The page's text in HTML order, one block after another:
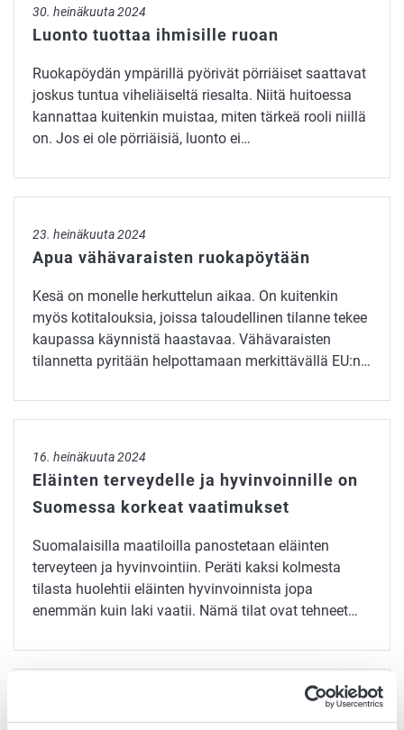
30. heinäkuuta 2024
Luonto tuottaa ihmisille ruoan
Ruokapöydän ympärillä pyörivät pörriäiset saattavat
joskus tuntua viheliäiseltä riesalta. Niitä huitoessa
kannattaa kuitenkin muistaa, miten tärkeä rooli niillä
on. Jos ei ole pörriäisiä, luonto ei…
23. heinäkuuta 2024
Apua vähävaraisten ruokapöytään
Kesä on monelle herkuttelun aikaa. On kuitenkin
myös kotitalouksia, joissa taloudellinen tilanne tekee
kaupassa käynnistä haastavaa. Vähävaraisten
tilannetta pyritään helpottamaan merkittävällä EU:n…
16. heinäkuuta 2024
Eläinten terveydelle ja hyvinvoinnille on
Suomessa korkeat vaatimukset
Suomalaisilla maatiloilla panostetaan eläinten
terveyteen ja hyvinvointiin. Peräti kaksi kolmesta
tilasta huolehtii eläinten hyvinvoinnista jopa
enemmän kuin laki vaatii. Nämä tilat ovat tehneet…